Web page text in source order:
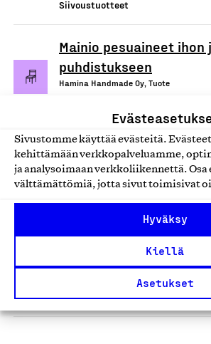
Sivustomme käyttää evästeitä.
kehittämään verkkopalveluamme,
ja analysoimaan verkkoliikennettä. Osa
välttämättömiä, jotta sivut toimisivat
Hyväksy
Kiellä
Asetukset
Siivoustuotteet
Mainio pesuaineet ihon
puhdistukseen
Hamina Handmade Oy, Tuote
Ecotex/Devteks
Tekslund Oy, Tuote
Siivoustuotteet
Arkivé Care -
Arkivé Academy Oy, Tuote
Siivoustuotteet